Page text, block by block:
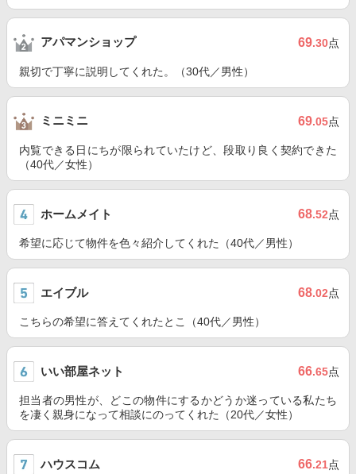
アパマンショップ 69.30点
親切で丁寧に説明してくれた。（30代／男性）
ミニミニ 69.05点
内覧できる日にちが限られていたけど、段取り良く契約できた
（40代／女性）
ホームメイト 68.52点
希望に応じて物件を色々紹介してくれた（40代／男性）
エイブル 68.02点
こちらの希望に答えてくれたとこ（40代／男性）
いい部屋ネット 66.65点
担当者の男性が、どこの物件にするかどうか迷っている私たち
を凄く親身になって相談にのってくれた（20代／女性）
ハウスコム 66.21点